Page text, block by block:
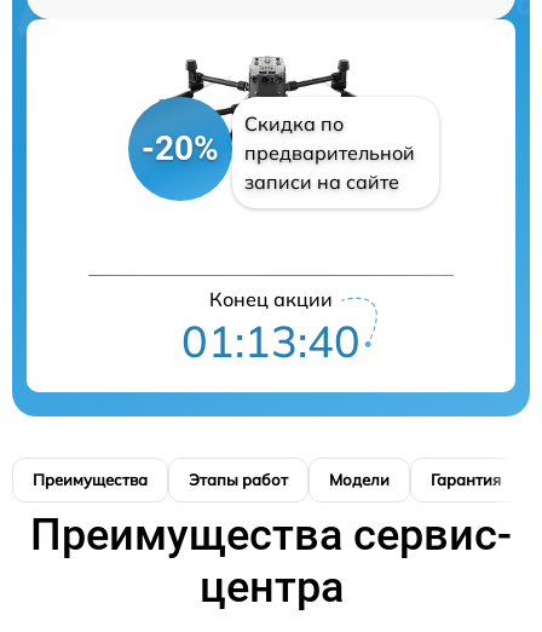
-20%
Скидка по
предварительной
записи на сайте
Конец акции
01:13:40
Преимущества Этапы работ Модели Гарантия
Преимущества сервис-
центра